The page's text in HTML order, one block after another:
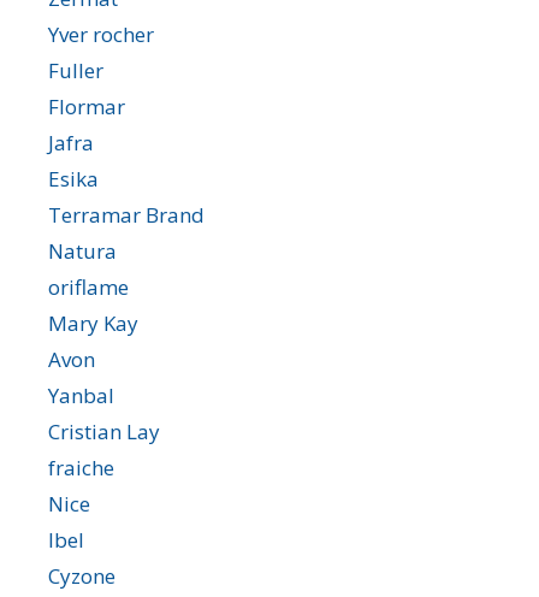
Yver rocher
Fuller
Flormar
Jafra
Esika
Terramar Brand
Natura
oriflame
Mary Kay
Avon
Yanbal
Cristian Lay
fraiche
Nice
lbel
Cyzone